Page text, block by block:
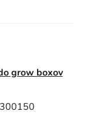
grow boxov